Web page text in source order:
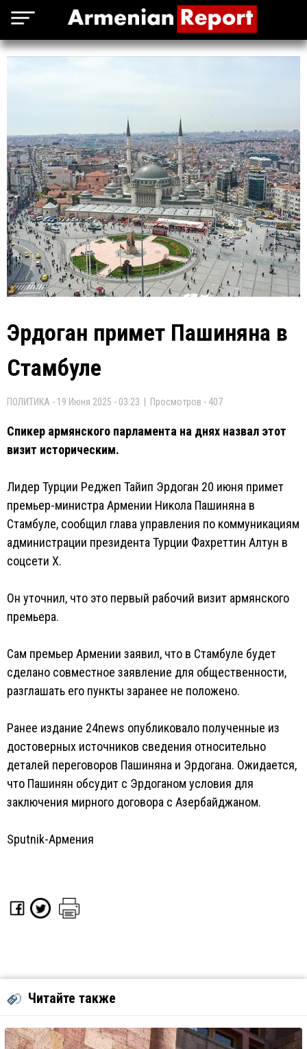
Эрдоган примет Пашиняна в
Стамбуле
ПОЛИТИКА - 19 Июня 2025 - 03:23 | Просмотров - 407
Спикер армянского парламента на днях назвал этот
визит историческим.
Лидер Турции Реджеп Тайип Эрдоган 20 июня примет
премьер-министра Армении Никола Пашиняна в
Стамбуле, сообщил глава управления по коммуникациям
администрации президента Турции Фахреттин Алтун в
соцсети Х.
Он уточнил, что это первый рабочий визит армянского
премьера.
Сам премьер Армении заявил, что в Стамбуле будет
сделано совместное заявление для общественности,
разглашать его пункты заранее не положено.
Ранее издание 24news опубликовало полученные из
достоверных источников сведения относительно
деталей переговоров Пашиняна и Эрдогана. Ожидается,
что Пашинян обсудит с Эрдоганом условия для
заключения мирного договора с Азербайджаном.
Sputnik-Армения
Читайте также